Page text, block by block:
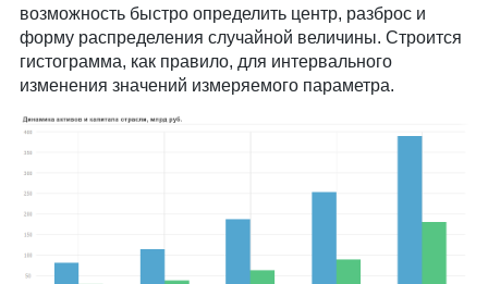
возможность быстро определить центр, разброс и
форму распределения случайной величины. Строится
гистограмма, как правило, для интервального
изменения значений измеряемого параметра.